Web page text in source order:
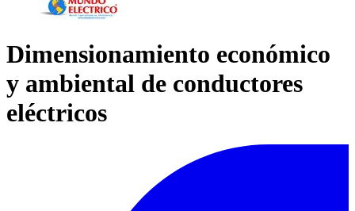
Dimensionamiento económico
y ambiental de conductores
eléctricos